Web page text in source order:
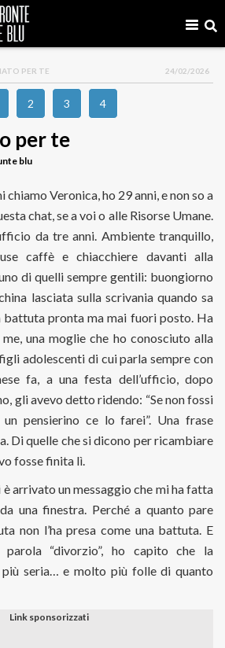
PER TE 24/02/2026
2 3 4
per te
blu
Veronica, ho 29 anni, e non so a
chat, se a voi o alle Risorse Umane.
da tre anni. Ambiente tranquillo,
caffè e chiacchiere davanti alla
di quelli sempre gentili: buongiorno
lasciata sulla scrivania quando sa
battuta pronta ma mai fuori posto. Ha
me, una moglie che ho conosciuto alla
adolescenti di cui parla sempre con
fa, a una festa dell’ufficio, dopo
gli avevo detto ridendo: “Se non fossi
un pensierino ce lo farei”. Una frase
Di quelle che si dicono per ricambiare
fosse finita lì.
arrivato un messaggio che mi ha fatta
una finestra. Perché a quanto pare
non l’ha presa come una battuta. E
“divorzio”, ho capito che la
seria… e molto più folle di quanto